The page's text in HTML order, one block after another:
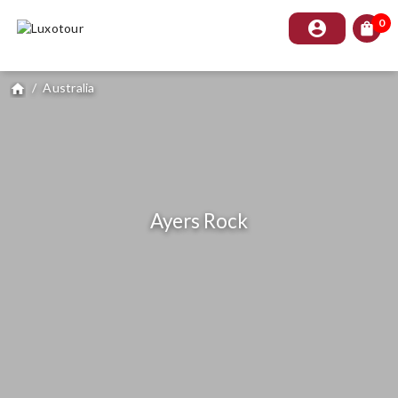
account_circle shopping_bag 0
home / Australia
Ayers Rock